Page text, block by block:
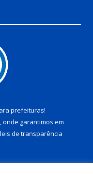
prefeituras!
onde garantimos em
leis de transparência